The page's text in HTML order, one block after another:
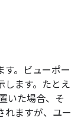
す。ビューポー
します。たとえ
いた場合、そ
れますが、ユー